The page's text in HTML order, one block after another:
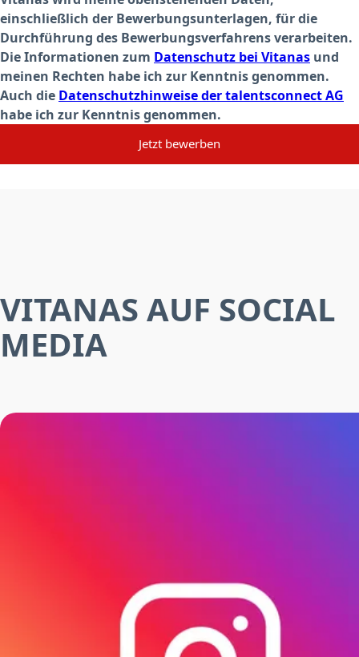
einschließlich der Bewerbungsunterlagen, für die
Durchführung des Bewerbungsverfahrens verarbeiten.
Die Informationen zum Datenschutz bei Vitanas und
meinen Rechten habe ich zur Kenntnis genommen.
Auch die Datenschutzhinweise der talentsconnect AG
habe ich zur Kenntnis genommen.
Jetzt bewerben
VITANAS AUF SOCIAL
MEDIA